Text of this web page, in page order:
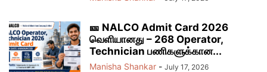
🎫 NALCO Admit Card 2026
வெளியானது – 268 Operator,
Technician பணிகளுக்கான...
Manisha Shankar - July 17, 2026